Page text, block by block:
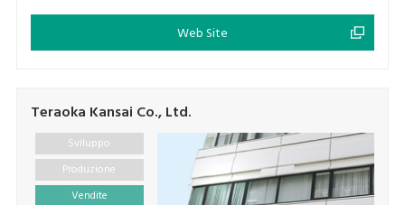
Web Site
Teraoka Kansai Co., Ltd.
Sviluppo
Produzione
Vendite